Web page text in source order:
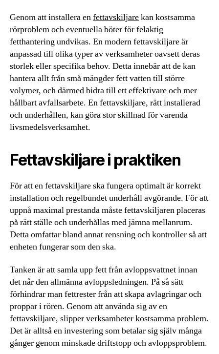
Genom att installera enfettavskiljarekan kostsamma
rörproblem och eventuella böter för felaktig
fetthantering undvikas. En modern fettavskiljare är
anpassad till olika typer av verksamheter oavsett deras
storlek eller specifika behov. Detta innebär att de kan
hantera allt från små mängder fett vatten till större
volymer, och därmed bidra till ett effektivare och mer
hållbart avfallsarbete. En fettavskiljare, rätt installerad
och underhållen, kan göra stor skillnad för varenda
livsmedelsverksamhet.
Fettavskiljare i praktiken
För att en fettavskiljare ska fungera optimalt är korrekt
installation och regelbundet underhåll avgörande. För att
uppnå maximal prestanda måste fettavskiljaren placeras
på rätt ställe och underhållas med jämna mellanrum.
Detta omfattar bland annat rensning och kontroller så att
enheten fungerar som den ska.
Tanken är att samla upp fett från avloppsvattnet innan
det når den allmänna avloppsledningen. På så sätt
förhindrar man fettrester från att skapa avlagringar och
proppar i rören. Genom att använda sig av en
fettavskiljare, slipper verksamheter kostsamma problem.
Det är alltså en investering som betalar sig själv många
gånger genom minskade driftstopp och avloppsproblem.